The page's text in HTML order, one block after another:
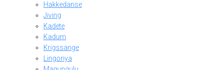
Hakkedanse
Jiving
Kadete
Kadum
Krigssange
Lingonya